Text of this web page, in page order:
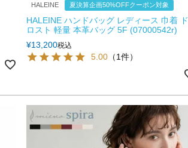
HALEINE 夏決算企画50%OFFクーポン対象
HALEINE ハンドバッグ レディース 巾着 ド
ロスト 軽量 本革バッグ 5F (07000542r)
¥13,200税込
5.00 （1件）